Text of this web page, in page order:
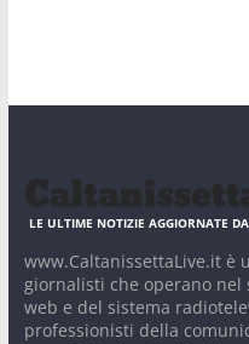
LE ULTIME NOTIZIE AGGIORNATE
www.CaltanissettaLive.it è
giornalisti che operano
web e del sistema
professionisti della